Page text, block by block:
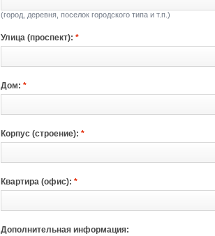
(город, деревня, поселок городского типа и т.п.)
Улица (проспект): *
Дом: *
Корпус (строение): *
Квартира (офис): *
Дополнительная информация: